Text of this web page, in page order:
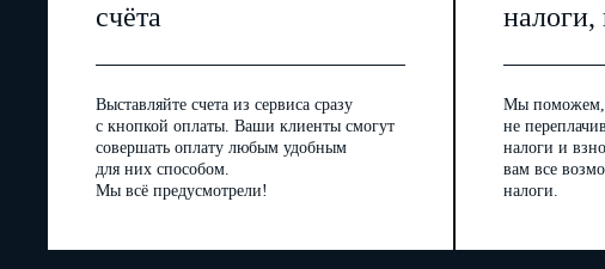
счёта
Выставляйте счета из сервиса сразу
с кнопкой оплаты. Ваши клиенты смогут
совершать оплату любым удобным
для них способом.
Мы всё предусмотрели!
Мы поможем,
не
налоги и
вам все
налоги.